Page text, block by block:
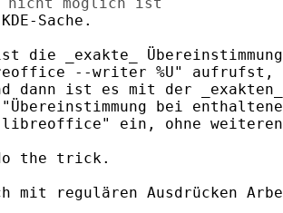
Sache.
die _exakte_
--writer %U" aufrufst,
dann ist es mit der _exakten_
"Übereinstimmung bei
"libreoffice" ein, ohne
the trick.
mit regulären Ausdrücken